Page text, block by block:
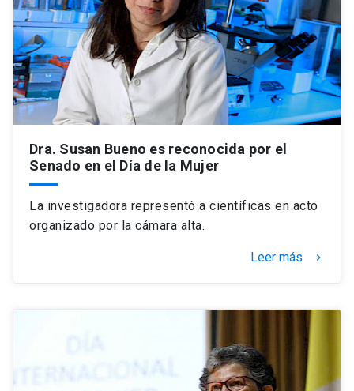
Dra. Susan Bueno es reconocida por el
Senado en el Día de la Mujer
La investigadora representó a científicas en acto
organizado por la cámara alta.
Leer más keyboard_arrow_right